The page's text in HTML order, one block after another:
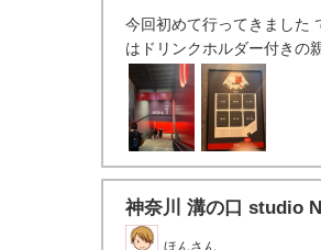
今回初めて行ってきました
はドリンクホルダー付きの
神奈川 溝の口 studio
ほんさん